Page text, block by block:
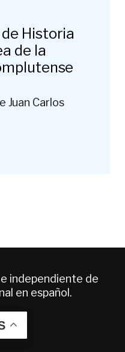
Historia
de la
Juan Carlos
independiente de
en español.